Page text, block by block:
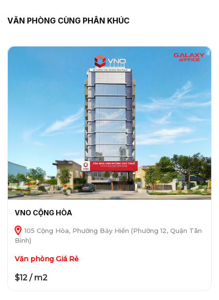
VĂN PHÒNG CÙNG PHÂN KHÚC
VNO CỘNG HÒA
105 Cộng Hòa, Phường Bảy Hiền (Phường 12, Quận Tân
Bình)
Văn phòng Giá Rẻ
$12 / m2